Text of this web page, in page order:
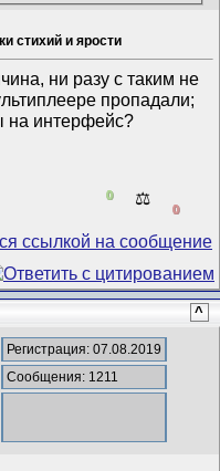
стихий и ярости
ни разу с таким не
пропадали;
на интерфейс?
0 ⚖️
0
^
Регистрация: 07.08.2019
Сообщения: 1211